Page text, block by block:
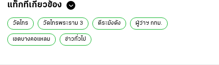
แท็กที่เกี่ยวข้อง
วัดไทร วัดไทรพระราม 3 ตีระฆังดัง ผู้ว่าฯ กทม.
เขตบางคอแหลม ข่าวทั่วไป